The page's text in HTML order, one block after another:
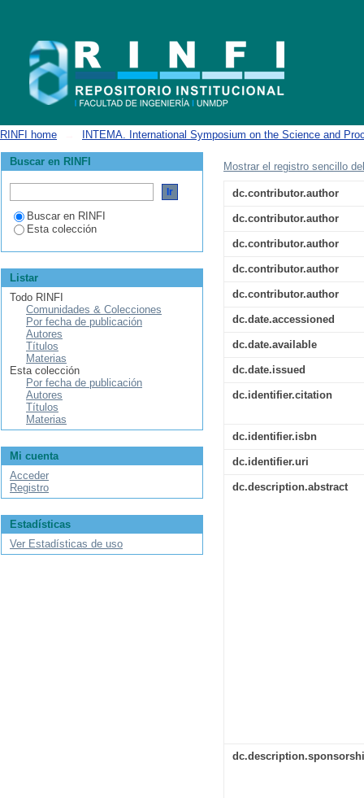
RINFI home INTEMA. International Symposium on the Science and
Mostrar el registro sencillo
dc.contributor.author
dc.contributor.author
dc.contributor.author
dc.contributor.author
dc.contributor.author
dc.date.accessioned
dc.date.available
dc.date.issued
dc.identifier.citation
dc.identifier.isbn
dc.identifier.uri
dc.description.abstract
Buscar en RINFI
Buscar en RINFI
Esta colección
Listar
Todo RINFI
Comunidades & Colecciones
Por fecha de publicación
Autores
Títulos
Materias
Esta colección
Por fecha de publicación
Autores
Títulos
Materias
Mi cuenta
Acceder
Registro
Estadísticas
Ver Estadísticas de uso